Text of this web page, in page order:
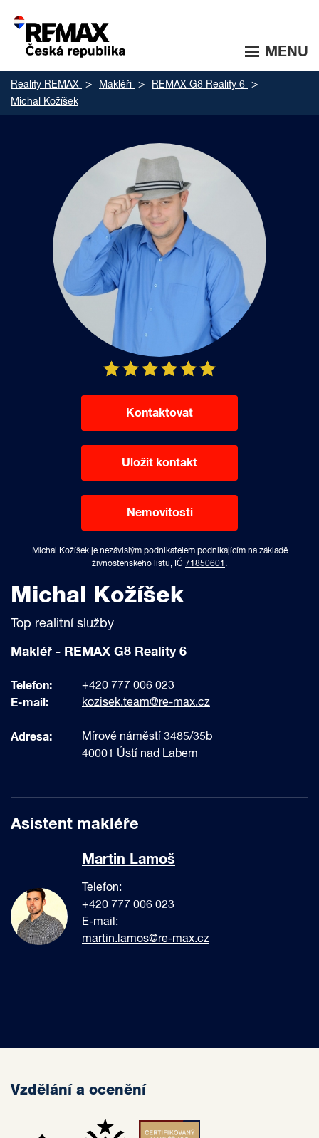
MENU
Reality REMAX Makléři
REMAX G8 Reality 6
Michal Kožíšek
Kontaktovat
Uložit kontakt
Nemovitosti
Michal Kožíšek je nezávislým podnikatelem podnikajícím na základě
živnostenského listu, IČ 71850601 .
Michal Kožíšek
Top realitní služby
Makléř - REMAX G8 Reality 6
Telefon:
+420 777 006 023
E-mail:
kozisek.team@re-max.cz
Adresa:
Mírové náměstí 3485/35b
40001 Ústí nad Labem
Asistent makléře
Martin Lamoš
Telefon:
+420 777 006 023
E-mail:
martin.lamos@re-max.cz
Vzdělání a ocenění